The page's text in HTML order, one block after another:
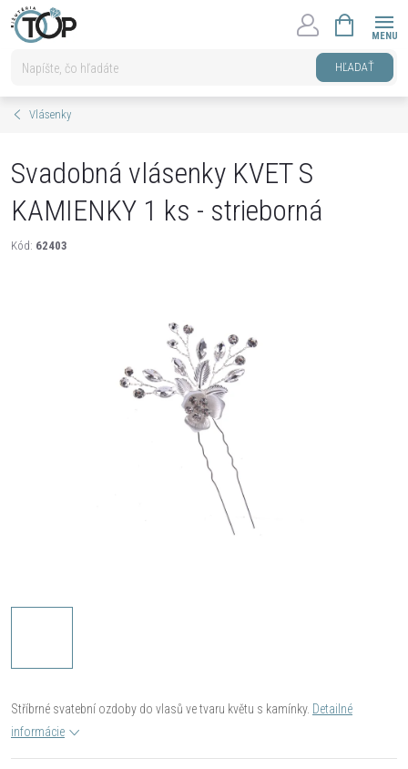
Prejsť
na
HĽADAŤ
KOŠÍK
Vlásenky
Svadobná vlásenky KVET S
KAMIENKY 1 ks - strieborná
Kód: 62403
Stříbrné svatební ozdoby do vlasů ve tvaru květu s kamínky. Detailné
informácie